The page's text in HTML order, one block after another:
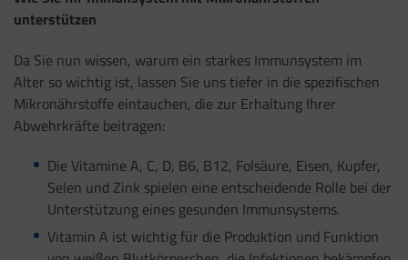
unterstützen
Da Sie nun wissen, warum ein starkes Immunsystem im
Alter so wichtig ist, lassen Sie uns tiefer in die spezifischen
Mikronährstoffe eintauchen, die zur Erhaltung Ihrer
Abwehrkräfte beitragen:
Die Vitamine A, C, D, B6, B12, Folsäure, Eisen, Kupfer,
Selen und Zink spielen eine entscheidende Rolle bei der
Unterstützung eines gesunden Immunsystems.
Vitamin A ist wichtig für die Produktion und Funktion